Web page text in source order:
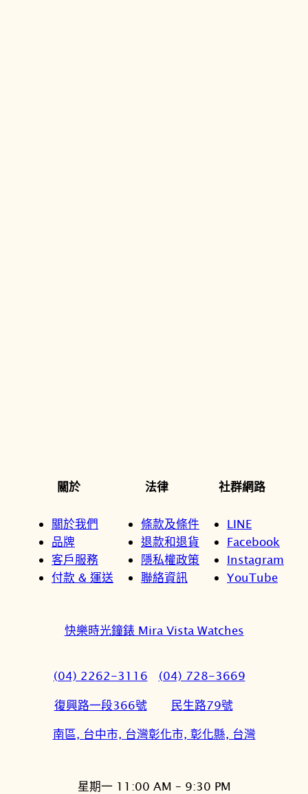
關於
關於我們
品牌
客戶服務
付款 & 運送
法律
條款及條件
退款和退貨
隱私權政策
聯絡資訊
社群網路
LINE
Facebook
Instagram
YouTube
快樂時光鐘錶 Mira Vista Watches
(04) 2262-3116
復興路一段366號
南區, 台中市, 台灣
(04) 728-3669
民生路79號
彰化市, 彰化縣, 台灣
星期一 11:00 AM – 9:30 PM